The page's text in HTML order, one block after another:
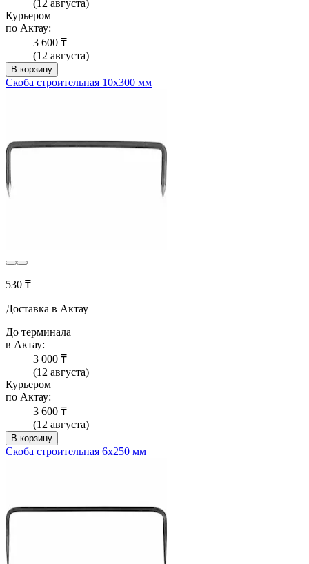
(12 августа)
Курьером
по Актау:
3 600 ₸
(12 августа)
В корзину
Скоба строительная 10х300 мм
530 ₸
Доставка в Актау
До терминала
в Актау:
3 000 ₸
(12 августа)
Курьером
по Актау:
3 600 ₸
(12 августа)
В корзину
Скоба строительная 6х250 мм